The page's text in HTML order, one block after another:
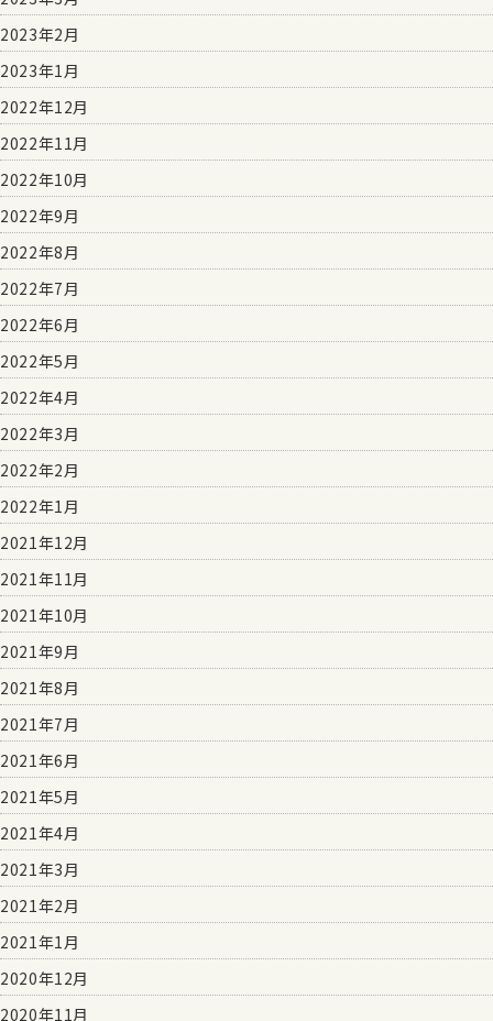
2023年2月
2023年1月
2022年12月
2022年11月
2022年10月
2022年9月
2022年8月
2022年7月
2022年6月
2022年5月
2022年4月
2022年3月
2022年2月
2022年1月
2021年12月
2021年11月
2021年10月
2021年9月
2021年8月
2021年7月
2021年6月
2021年5月
2021年4月
2021年3月
2021年2月
2021年1月
2020年12月
2020年11月